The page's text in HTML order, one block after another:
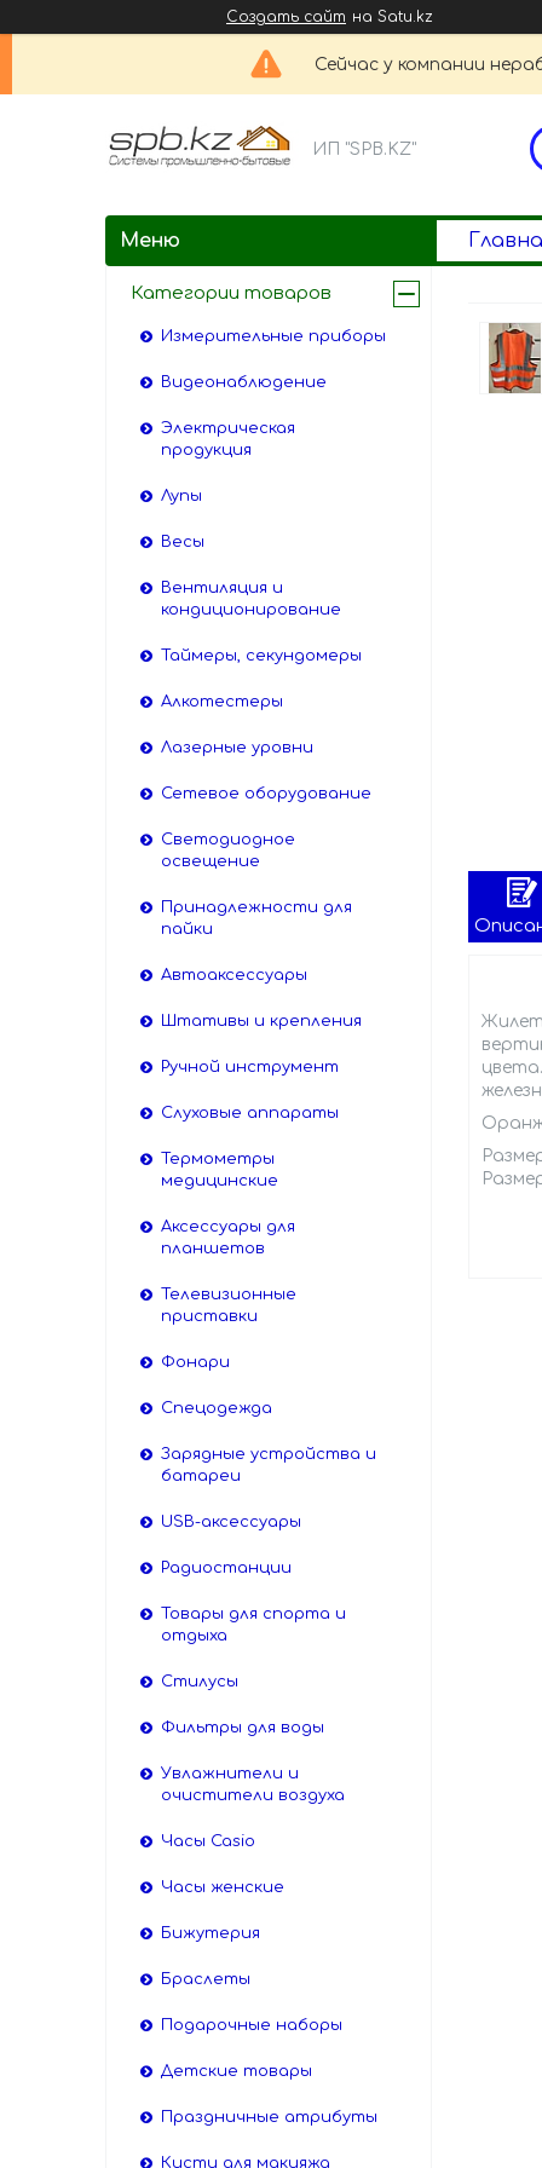
Создать сайт на Satu.kz
Сейчас у компании
ИП "SPB.KZ"
Жилет
Категории товаров
Измерительные приборы
Видеонаблюдение
Электрическая
продукция
Лупы
Весы
Вентиляция и
кондиционирование
Таймеры, секундомеры
Алкотестеры
Лазерные уровни
Сетевое оборудование
Светодиодное
освещение
Принадлежности для
пайки
Автоаксессуары
Штативы и крепления
Ручной инструмент
Слуховые аппараты
Термометры
медицинские
Аксессуары для
планшетов
Телевизионные
приставки
Фонари
Спецодежда
Зарядные устройства и
батареи
USB-аксессуары
Радиостанции
Товары для спорта и
отдыха
Стилусы
Фильтры для воды
Увлажнители и
очистители воздуха
Часы Casio
Часы женские
Бижутерия
Браслеты
Подарочные наборы
Детские товары
Праздничные атрибуты
Кисти для макияжа